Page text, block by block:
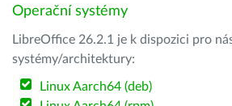
Operační systémy
LibreOffice 26.2.1 je k dispozici pro
systémy/architektury:
Linux Aarch64 (deb)